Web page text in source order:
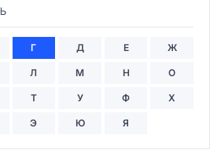
Г Д Е Ж
Л М Н О
Т У Ф Х
Э Ю Я